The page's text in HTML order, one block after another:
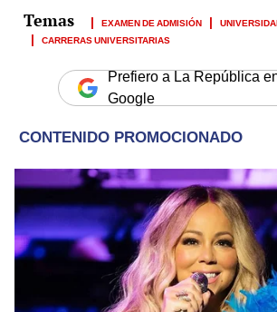
EXAMEN DE ADMISIÓN
CARRERAS UNIVERSITARIAS
Prefiero a La República
Google